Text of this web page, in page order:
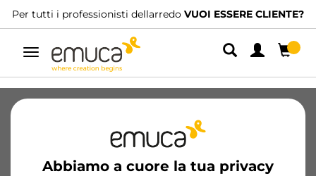
i professionisti dellarredoVUOI ESSERE CLIENTE?
Navigazione
Abbiamo a cuore la tua privacy
Cerniere
Scorrevoli Cucina